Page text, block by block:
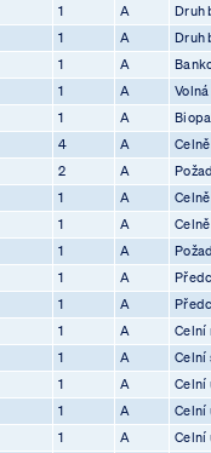
1 A Druh
1 A Druh
1 A
1 A
1 A
4 A
2 A
1 A
1 A
1 A
1 A
1 A
1 A Celní
1 A Celní
1 A Celní
1 A Celní
1 A Celní